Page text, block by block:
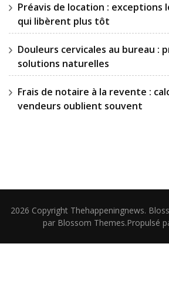
Préavis de location : exceptions
qui libèrent plus tôt
Douleurs cervicales au bureau :
solutions naturelles
Frais de notaire à la revente :
vendeurs oublient souvent
2026 Copyright Thehappeningnews.
par Blossom Themes.Propulsé